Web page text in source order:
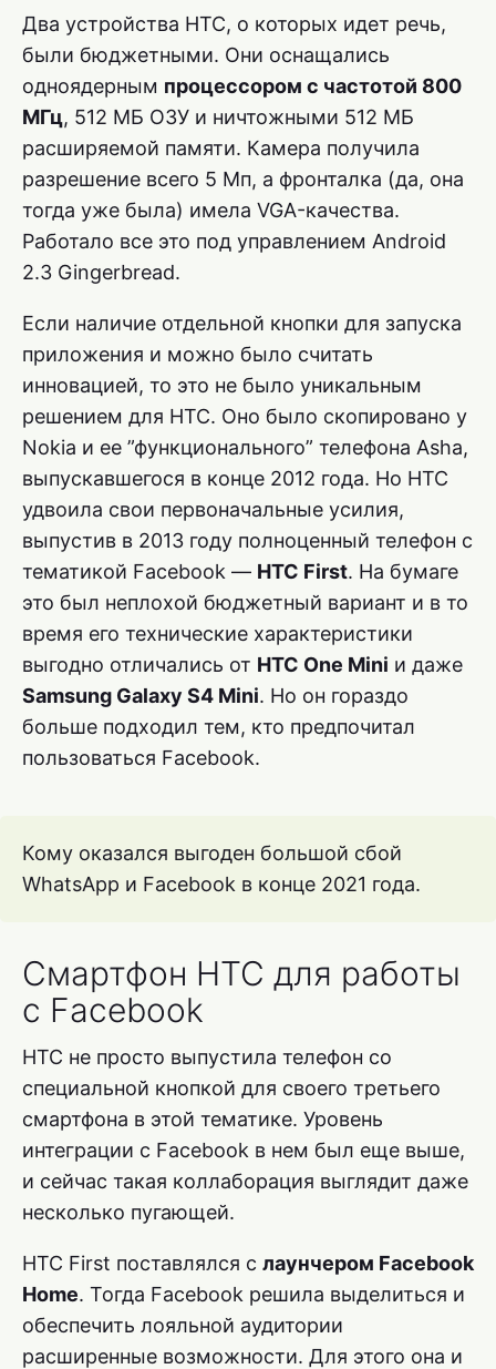
Два устройства HTC, о которых идет речь,
были бюджетными. Они оснащались
одноядерным процессором с частотой 800
МГц, 512 МБ ОЗУ и ничтожными 512 МБ
расширяемой памяти. Камера получила
разрешение всего 5 Мп, а фронталка (да, она
тогда уже была) имела VGA-качества.
Работало все это под управлением Android
2.3 Gingerbread.
Если наличие отдельной кнопки для запуска
приложения и можно было считать
инновацией, то это не было уникальным
решением для HTC. Оно было скопировано у
Nokia и ее ”функционального” телефона Asha,
выпускавшегося в конце 2012 года. Но HTC
удвоила свои первоначальные усилия,
выпустив в 2013 году полноценный телефон с
тематикой Facebook — HTC First. На бумаге
это был неплохой бюджетный вариант и в то
время его технические характеристики
выгодно отличались от HTC One Mini и даже
Samsung Galaxy S4 Mini. Но он гораздо
больше подходил тем, кто предпочитал
пользоваться Facebook.
Кому оказался выгоден большой сбой
WhatsApp и Facebook в конце 2021 года.
Смартфон HTC для работы
с Facebook
HTC не просто выпустила телефон со
специальной кнопкой для своего третьего
смартфона в этой тематике. Уровень
интеграции с Facebook в нем был еще выше,
и сейчас такая коллаборация выглядит даже
несколько пугающей.
HTC First поставлялся с лаунчером Facebook
Home. Тогда Facebook решила выделиться и
обеспечить лояльной аудитории
расширенные возможности. Для этого она и